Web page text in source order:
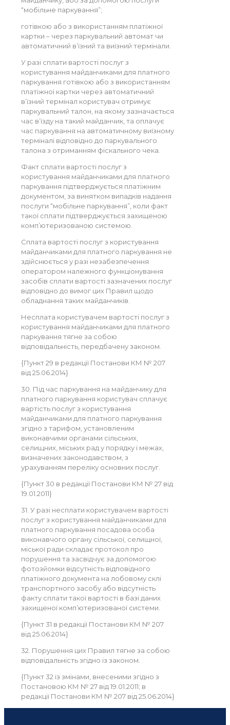
“мобільне паркування”;
готівкою або з використанням платіжної
картки – через паркувальний автомат чи
автоматичний в’їзний та виїзний термінали.
У разі сплати вартості послуг з
користування майданчиками для платного
паркування готівкою або з використанням
платіжної картки через автоматичний
в’їзний термінал користувач отримує
паркувальний талон, на якому зазначається
час в’їзду на такий майданчик, та оплачує
час паркування на автоматичному виїзному
терміналі відповідно до паркувального
талона з отриманням фіскального чека.
Факт сплати вартості послуг з
користування майданчиками для платного
паркування підтверджується платіжним
документом, за винятком випадків надання
послуги “мобільне паркування”, коли факт
такої сплати підтверджується захищеною
комп’ютеризованою системою.
Сплата вартості послуг з користування
майданчиками для платного паркування не
здійснюється у разі незабезпечення
оператором належного функціонування
засобів сплати вартості зазначених послуг
відповідно до вимог цих Правил щодо
обладнання таких майданчиків.
Несплата користувачем вартості послуг з
користування майданчиками для платного
паркування тягне за собою
відповідальність, передбачену законом.
{Пункт 29 в редакції Постанови КМ № 207
від 25.06.2014}
30. Під час паркування на майданчику для
платного паркування користувач сплачує
вартість послуг з користування
майданчиками для платного паркування
згідно з тарифом, установленим
виконавчими органами сільських,
селищних, міських рад у порядку і межах,
визначених законодавством, з
урахуванням переліку основних послуг.
{Пункт 30 в редакції Постанови КМ № 27 від
19.01.2011}
31. У разі несплати користувачем вартості
послуг з користування майданчиками для
платного паркування посадова особа
виконавчого органу сільської, селищної,
міської ради складає протокол про
порушення та засвідчує за допомогою
фотозйомки відсутність відповідного
платіжного документа на лобовому склі
транспортного засобу або відсутність
факту сплати такої вартості в базі даних
захищеної комп’ютеризованої системи.
{Пункт 31 в редакції Постанови КМ № 207
від 25.06.2014}
32. Порушення цих Правил тягне за собою
відповідальність згідно із законом.
{Пункт 32 із змінами, внесеними згідно з
Постановою КМ № 27 від 19.01.2011; в
редакції Постанови КМ № 207 від 25.06.2014}